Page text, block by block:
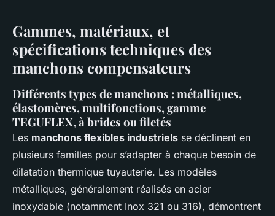
Gammes, matériaux, et
spécifications techniques des
manchons compensateurs
Différents types de manchons : métalliques,
élastomères, multifonctions, gamme
TEGUFLEX, à brides ou filetés
Les manchons flexibles industriels se déclinent en
plusieurs familles pour s’adapter à chaque besoin de
dilatation thermique tuyauterie. Les modèles
métalliques, généralement réalisés en acier
inoxydable (notamment Inox 321 ou 316), démontrent